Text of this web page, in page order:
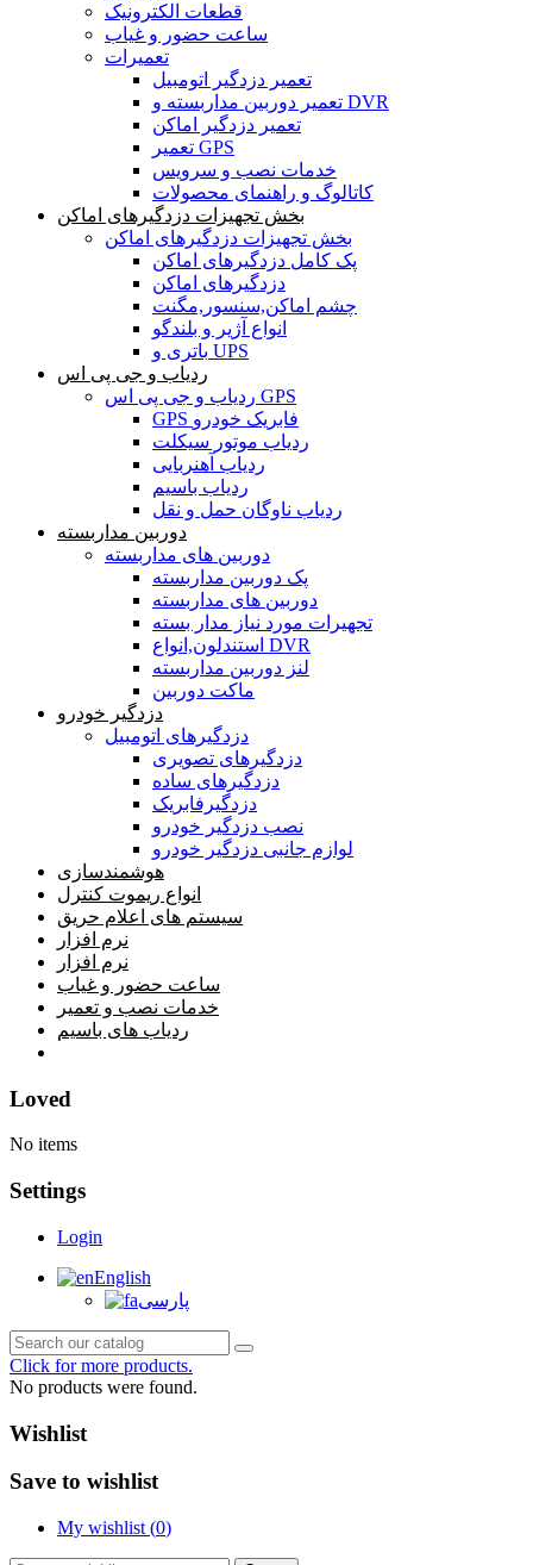
قطعات الکترونیک
ساعت حضور و غیاب
تعمیرات
تعمیر دزدگیر اتومبیل
تعمیر دوربین مداربسته و DVR
تعمیر دزدگیر اماکن
تعمیر GPS
خدمات نصب و سرویس
کاتالوگ و راهنمای محصولات
بخش تجهیزات دزدگیرهای اماکن
بخش تجهیزات دزدگیرهای اماکن
پک کامل دزدگیرهای اماکن
دزدگیرهای اماکن
چشم اماکن,سنسور,مگنت
انواع آژیر و بلندگو
باتری و UPS
ردیاب و جی پی اس
ردیاب و جی پی اس GPS
GPS فابریک خودرو
ردیاب موتور سیکلت
ردیاب آهنربایی
ردیاب باسیم
ردیاب ناوگان حمل و نقل
دوربین مداربسته
دوربین های مداربسته
پک دوربین مداربسته
دوربین های مداربسته
تجهیرات مورد نیاز مدار بسته
استندلون,انواع DVR
لنز دوربین مداربسته
ماکت دوربین
دزدگیر خودرو
دزدگیرهای اتومبیل
دزدگیرهای تصویری
دزدگیرهای ساده
دزدگیرفابریک
نصب دزدگیر خودرو
لوازم جانبی دزدگیر خودرو
هوشمندسازی
انواع ریموت کنترل
سیستم های اعلام حریق
نرم افزار
نرم افزار
ساعت حضور و غیاب
خدمات نصب و تعمیر
ردیاب های باسیم
Loved
No items
Settings
Login
English
پارسی
Click for more products.
No products were found.
Wishlist
Save to wishlist
My wishlist (0)